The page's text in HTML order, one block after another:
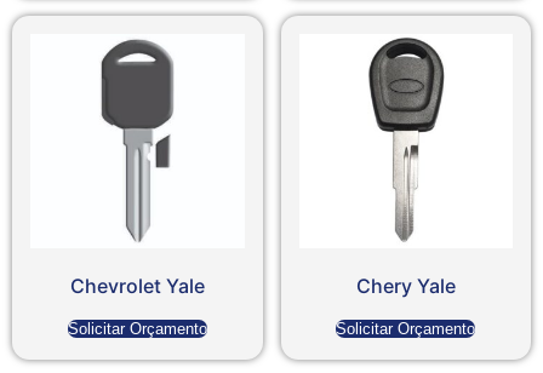
Chevrolet Yale
Solicitar Orçamento
Chery Yale
Solicitar Orçamento